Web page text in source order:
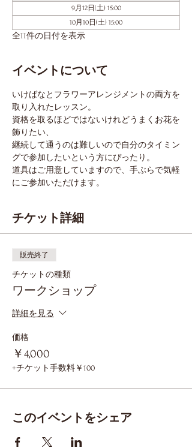
9月12日(土) 15:00
10月10日(土) 15:00
全11件の日付を表示
イベントについて
いけばなとフラワーアレンジメントの両方を
取り入れたレッスン。
資格を取るほどではないけれどうまくお花を
飾りたい、
継続して通うのは難しいので自分のタイミン
グで参加したいという方にぴったり。
道具はご用意していますので、手ぶらで気軽
にご参加いただけます。
チケット詳細
販売終了
チケットの種類
ワークショップ
詳細を見る
価格
￥4,000
+チケット手数料￥100
このイベントをシェア